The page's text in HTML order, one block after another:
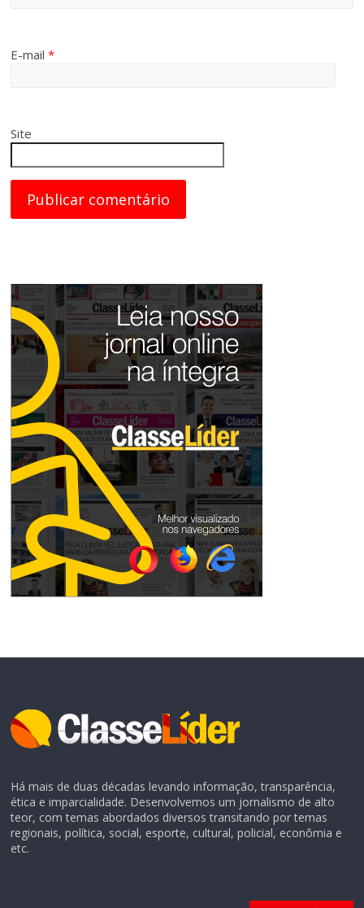
E-mail*
Site
Há mais de duas décadas levando informação, transparência,
ética e imparcialidade. Desenvolvemos um jornalismo de alto
teor, com temas abordados diversos transitando por temas
regionais, política, social, esporte, cultural, policial, econômia e
etc.